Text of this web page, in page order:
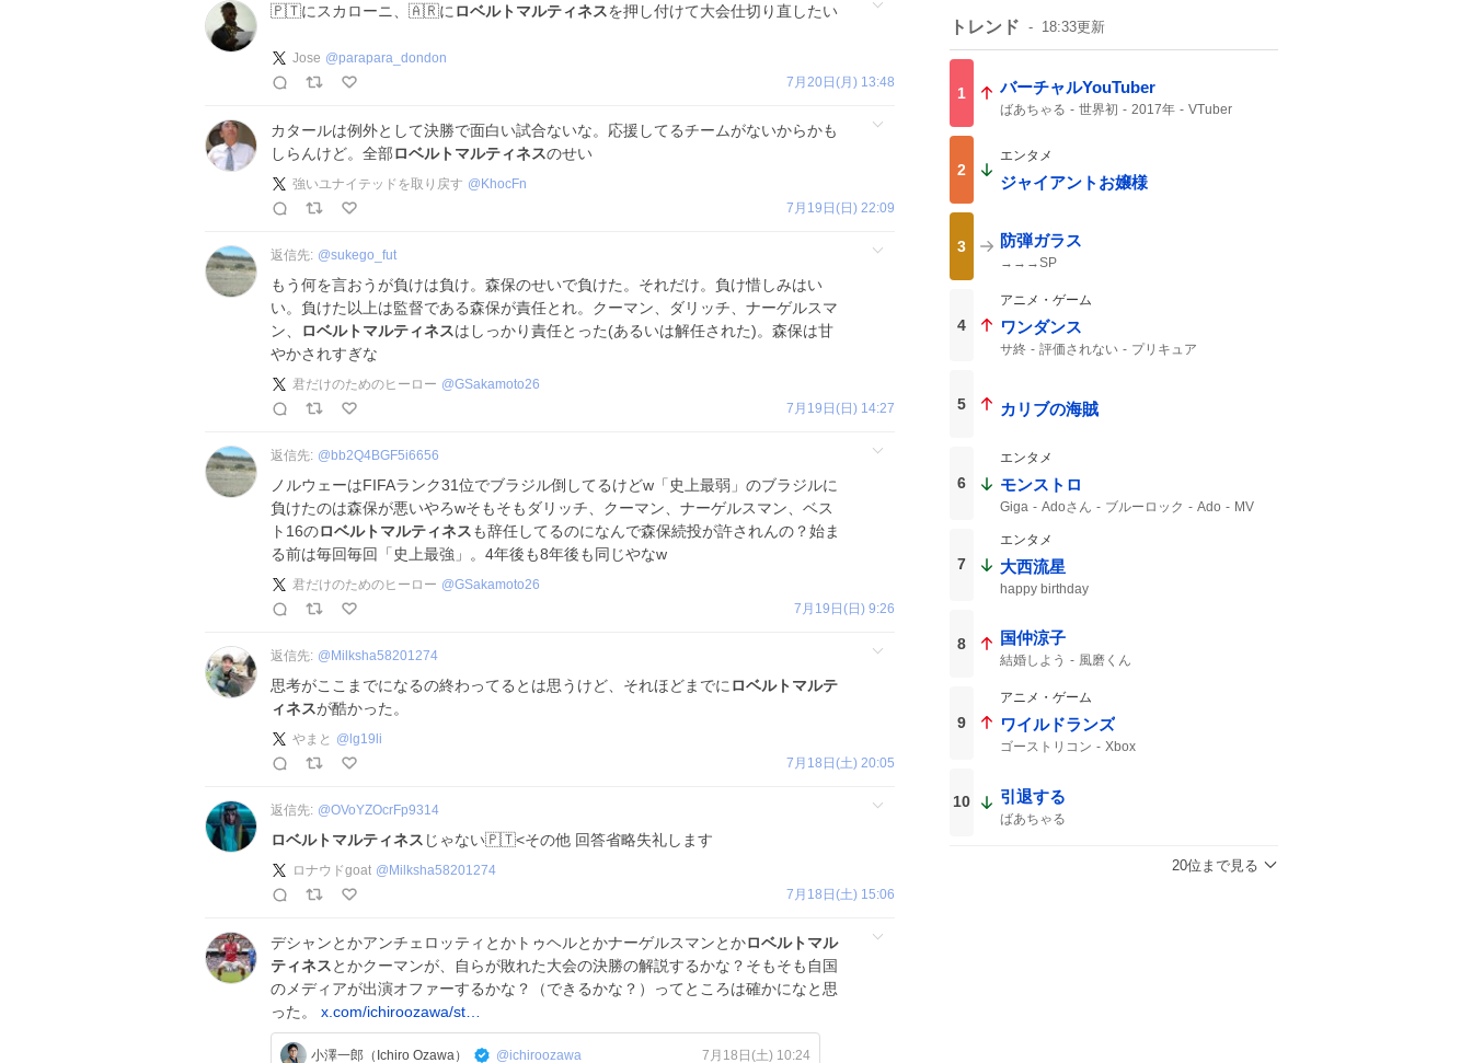
🇵🇹にスカローニ、🇦🇷に ロベルトマルティネスを押し付けて大会仕切り直したい
Jose @parapara_dondon
7月20日(月) 13:48
カタールは例外として決勝で面白い試合ないな。応援してるチームがないからかも
しらんけど。全部ロベルトマルティネスのせい
強いユナイテッドを取り戻す @ KhocFn
7月19日(日) 22:09
返信先: @sukego_fut
もう何を言おうが負けは負け。森保のせいで負けた。それだけ。負け惜しみはい
い。負けた以上は監督である森保が責任とれ。クーマン、ダリッチ、ナーゲルスマ
ン、
ロベルトマルティネスはしっかり責任とった(あるいは解任された)。森保は甘
やかされすぎな
君だけのためのヒーロー @GSakamoto26
7月19日(日) 14:27
返信先: @ bb2Q4BGF5i6656
ノルウェーはFIFAランク31位でブラジル倒してるけどw「史上最弱」のブラジルに
負けたのは森保が悪いやろwそもそもダリッチ、クーマン、ナーゲルスマン、ベス
ト16のロベルトマルティネスも辞任してるのになんで森保続投が許されんの？始ま
る前は毎回毎回「史上最強」。4年後も8年後も同じやなw
君だけのためのヒーロー @GSakamoto26
7月19日(日) 9:26
返信先: @ Milksha58201274
思考がここまでになるの終わってるとは思うけど、それほどまでに ロベルトマルテ
ィネスが酷かった。
やまと @ lg19li
7月18日(土) 20:05
返信先: @OVoYZOcrFp9314
ロベルトマルティネス じゃない🇵🇹<その他 回答省略失礼します
ロナウドgoat @ Milksha58201274
7月18日(土) 15:06
デシャンとかアンチェロッティとかトゥヘルとかナーゲルスマンとかロベルトマル
ティネスとかクーマンが、自らが敗れた大会の決勝の解説するかな？そもそも自国
のメディアが出演オファーするかな？（できるかな？）ってところは確かになと思
った。 x.com/ichiroozawa/st…
小澤一郎（Ichiro Ozawa） @ichiroozawa 7月18日(土) 10:24
トレンド 18:33更新
1 バーチャルYouTuber
ばあちゃる 世界初 2017年
VTuber
2
エンタメ
ジャイアントお嬢様
3 防弾ガラス
→→→SP
4
アニメ・ゲーム
ワンダンス
サ終 評価されない プリキュア
5 カリブの海賊
6
エンタメ
モンストロ
Giga Adoさん ブルーロック Ado MV
7
エンタメ
大西流星
happy birthday
8 国仲涼子
結婚しよう 風磨くん
9
アニメ・ゲーム
ワイルドランズ
ゴーストリコン Xbox
10 引退する
ばあちゃる
20位まで見る